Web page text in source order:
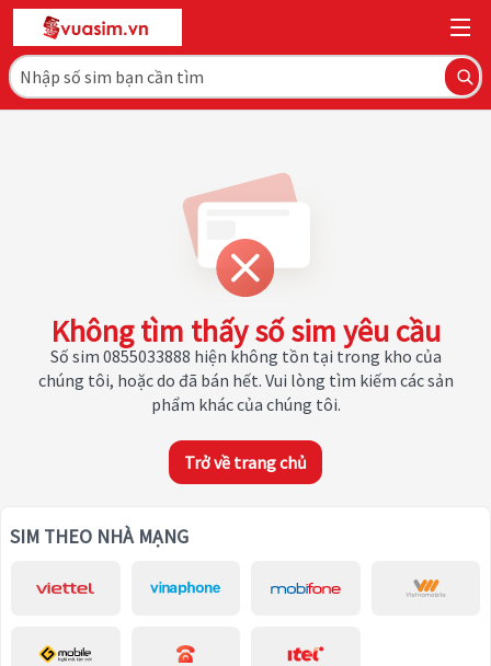
Không tìm thấy số sim yêu cầu
Số sim 0855033888 hiện không tồn tại trong kho của
chúng tôi, hoặc do đã bán hết. Vui lòng tìm kiếm các sản
phẩm khác của chúng tôi.
Trở về trang chủ
SIM THEO NHÀ MẠNG